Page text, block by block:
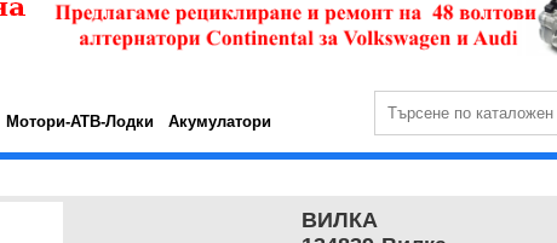
Мотори-АТВ-Лодки Акумулатори
ВИЛКА